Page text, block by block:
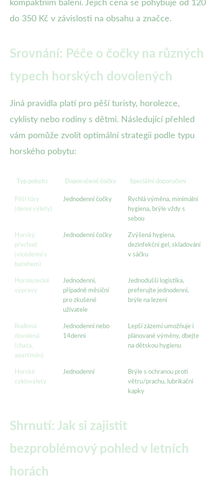
kompaktním balení. Jejich cena se pohybuje od 120
do 350 Kč v závislosti na obsahu a značce.
Srovnání: Péče o čočky na různých
typech horských dovolených
Jiná pravidla platí pro pěší turisty, horolezce,
cyklisty nebo rodiny s dětmi. Následující přehled
vám pomůže zvolit optimální strategii podle typu
horského pobytu:
Typ pobytu Doporučené čočky Speciální doporučení
Pěší túry
(denní výlety)
Jednodenní čočky
Rychlá výměna, minimální
hygiena, brýle vždy s
sebou
Horský
přechod
(vícedenní s
batohem)
Jednodenní čočky
Zvýšená hygiena,
dezinfekční gel, skladování
v sáčku
Horolezecké
výpravy
Jednodenní,
případně měsíční
pro zkušené
uživatele
Jednodušší logistika,
preferujte jednodenní,
brýle na lezení
Rodinná
dovolená
(chata,
apartmán)
Jednodenní nebo
14denní
Lepší zázemí umožňuje i
plánované výměny, dbejte
na dětskou hygienu
Horské
cyklovýlety
Jednodenní
Brýle s ochranou proti
větru/prachu, lubrikační
kapky
Shrnutí: Jak si zajistit
bezproblémový pohled v letních
horách